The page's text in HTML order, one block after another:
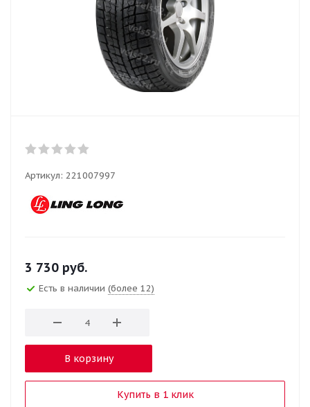
Артикул: 221007997
3 730 руб.
Есть в наличии (более 12)
В корзину
Купить в 1 клик